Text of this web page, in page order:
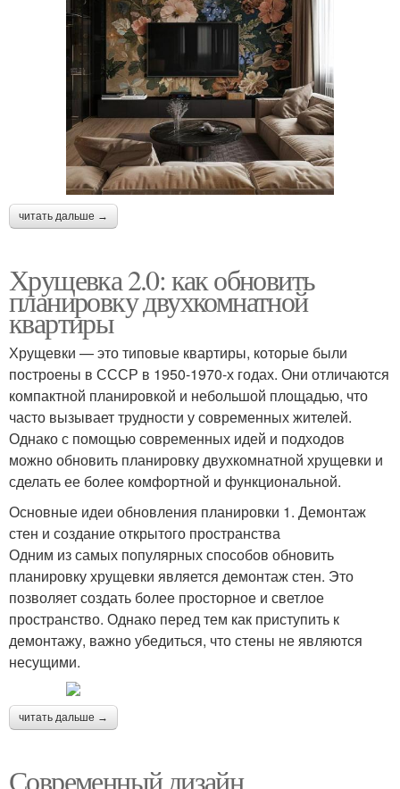
читать дальше →
Хрущевка 2.0: как обновить
планировку двухкомнатной
квартиры
Хрущевки — это типовые квартиры, которые были
построены в СССР в 1950-1970-х годах. Они отличаются
компактной планировкой и небольшой площадью, что
часто вызывает трудности у современных жителей.
Однако с помощью современных идей и подходов
можно обновить планировку двухкомнатной хрущевки и
сделать ее более комфортной и функциональной.
Основные идеи обновления планировки 1. Демонтаж
стен и создание открытого пространства
Одним из самых популярных способов обновить
планировку хрущевки является демонтаж стен. Это
позволяет создать более просторное и светлое
пространство. Однако перед тем как приступить к
демонтажу, важно убедиться, что стены не являются
несущими.
читать дальше →
Современный дизайн